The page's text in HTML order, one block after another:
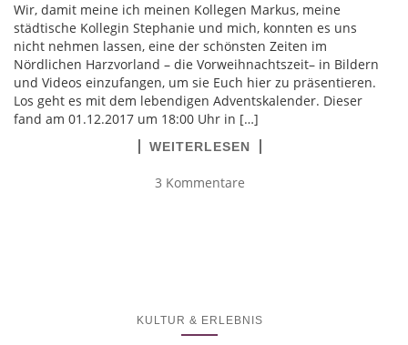
Wir, damit meine ich meinen Kollegen Markus, meine
städtische Kollegin Stephanie und mich, konnten es uns
nicht nehmen lassen, eine der schönsten Zeiten im
Nördlichen Harzvorland – die Vorweihnachtszeit– in Bildern
und Videos einzufangen, um sie Euch hier zu präsentieren.
Los geht es mit dem lebendigen Adventskalender. Dieser
fand am 01.12.2017 um 18:00 Uhr in […]
WEITERLESEN
3 Kommentare
KULTUR & ERLEBNIS